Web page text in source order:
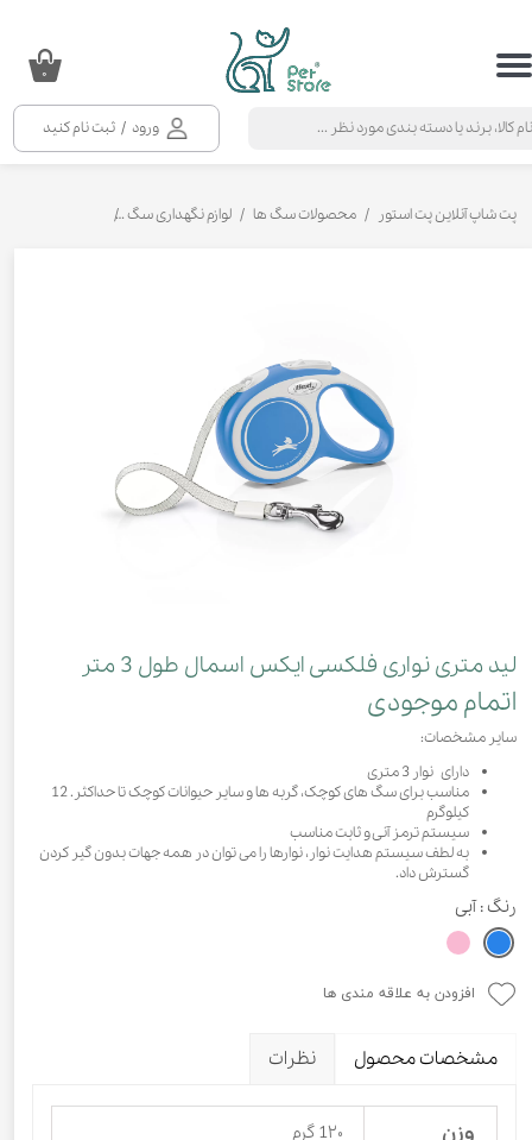
ورود / ثبت نام کنید
حساب کاربری من
خروج از حساب کاربری
۰
پت شاپ آنلاین پت استور محصولات سگ ها لوازم نگهداری سگ
لید متری نواری فلکسی ایکس اسمال طول 3 متر
اتمام موجودی
سایر مشخصات:
دارای نوار 3 متری
مناسب برای سگ های کوچک، گربه ها و سایر حیوانات کوچک تا حداکثر. 12
کیلوگرم
سیستم ترمز آنی و ثابت مناسب
به لطف سیستم هدایت نوار، نوارها را می توان در همه جهات بدون گیر کردن
گسترش داد.
رنگ : آبی
افزودن به علاقه مندی ها
مشخصات محصول نظرات
وزن 1۲۰ گرم